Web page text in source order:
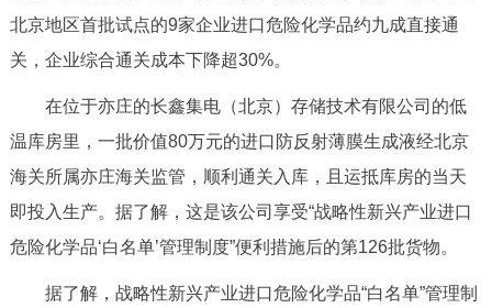
政策兑现 政策解读
专题公开
政务服务
便民服务 利企服务 投资项目
北京地区首批试点的9家企业进口危险化学品约九成直接通
关，企业综合通关成本下降超30%。
在位于亦庄的长鑫集电（北京）存储技术有限公司的低
温库房里，一批价值80万元的进口防反射薄膜生成液经北京
海关所属亦庄海关监管，顺利通关入库，且运抵库房的当天
即投入生产。据了解，这是该公司享受“战略性新兴产业进口
危险化学品‘白名单’管理制度”便利措施后的第126批货物。
据了解，战略性新兴产业进口危险化学品“白名单”管理制